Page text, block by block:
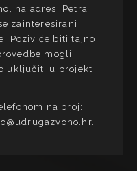
na adresi Petra
zainteresirani
Poziv će biti tajno
mogli
uključiti u projekt
na broj: